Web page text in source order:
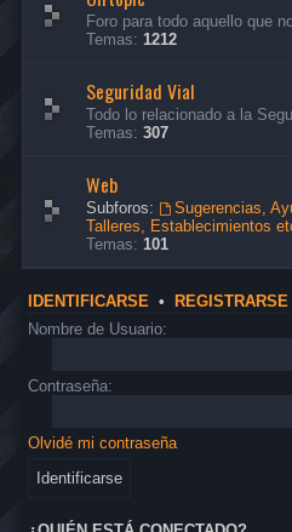
Foro para todo aquello que
Temas: 1212
Seguridad Vial
Todo lo relacionado a la
Temas: 307
Web
Subforos: Sugerencias,
Talleres, Establecimientos
Temas: 101
IDENTIFICARSE • REGISTRARSE
Nombre de Usuario:
Contraseña:
Olvidé mi contraseña